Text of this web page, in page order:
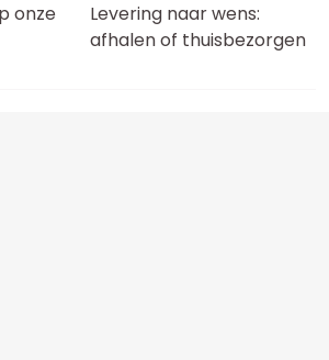
onze
Levering naar wens:
afhalen of thuisbezorgen